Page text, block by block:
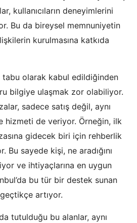
kullanıcıların deneyimlerini
Bu da bireysel memnuniyetin
kurulmasına katkıda
tabu olarak kabul edildiğinden
bilgiye ulaşmak zor olabiliyor.
sadece satış değil, aynı
hizmeti de veriyor. Örneğin, ilk
gidecek biri için rehberlik
Bu sayede kişi, ne aradığını
ve ihtiyaçlarına en uygun
bu tür bir destek sunan
artıyor.
tutulduğu bu alanlar, aynı